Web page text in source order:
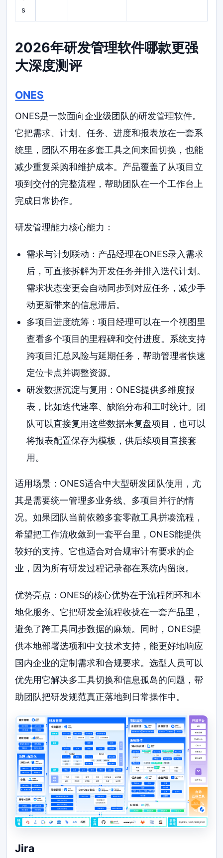
s
2026年研发管理软件哪款更强
大深度测评
ONES
ONES是一款面向企业级团队的研发管理软件。
它把需求、计划、任务、进度和报表放在一套系
统里，团队不用在多套工具之间来回切换，也能
减少重复采购和维护成本。产品覆盖了从项目立
项到交付的完整流程，帮助团队在一个工作台上
完成日常协作。
研发管理能力核心能力：
需求与计划联动：产品经理在ONES录入需求
后，可直接拆解为开发任务并排入迭代计划。
需求状态变更会自动同步到对应任务，减少手
动更新带来的信息滞后。
多项目进度统筹：项目经理可以在一个视图里
查看多个项目的里程碑和交付进度。系统支持
跨项目汇总风险与延期任务，帮助管理者快速
定位卡点并调整资源。
研发数据沉淀与复用：ONES提供多维度报
表，比如迭代速率、缺陷分布和工时统计。团
队可以直接复用这些数据来复盘项目，也可以
将报表配置保存为模板，供后续项目直接套
用。
适用场景：ONES适合中大型研发团队使用，尤
其是需要统一管理多业务线、多项目并行的情
况。如果团队当前依赖多套零散工具拼凑流程，
希望把工作流收敛到一套平台里，ONES能提供
较好的支持。它也适合对合规审计有要求的企
业，因为所有研发过程记录都在系统内留痕。
优势亮点：ONES的核心优势在于流程闭环和本
地化服务。它把研发全流程收拢在一套产品里，
避免了跨工具同步数据的麻烦。同时，ONES提
供本地部署选项和中文技术支持，能更好地响应
国内企业的定制需求和合规要求。选型人员可以
优先用它解决多工具切换和信息孤岛的问题，帮
助团队把研发规范真正落地到日常操作中。
Jira